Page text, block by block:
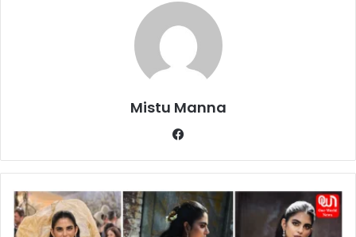
Mistu Manna
bo
ok
I
s
h